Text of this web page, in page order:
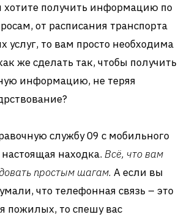
получить информацию по
от расписания транспорта
услуг, то вам просто необходима
же сделать так, чтобы получить
информацию, не теряя
службу 09 с мобильного
находка. Всё, что вам
простым шагам. А если вы
что телефонная связь – это
пожилых, то спешу вас